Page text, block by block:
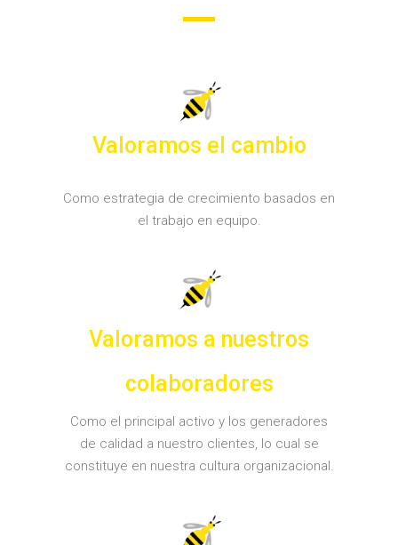
Valoramos el cambio
Como estrategia de crecimiento basados en
el trabajo en equipo.
Valoramos a nuestros
colaboradores
Como el principal activo y los generadores
de calidad a nuestro clientes, lo cual se
constituye en nuestra cultura organizacional.